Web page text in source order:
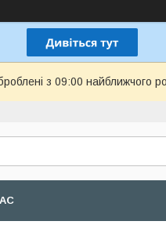
з 09:00 найближчого